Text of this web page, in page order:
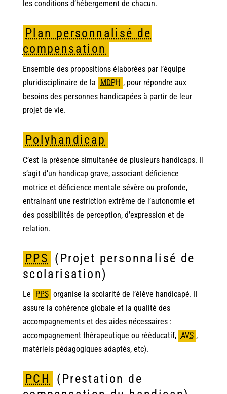
les conditions d’hébergement de chacun.
Plan personnalisé de
compensation
Ensemble des propositions élaborées par l’équipe
pluridisciplinaire de la MDPH ,pour répondre aux
besoins des personnes handicapées à partir de leur
projet de vie.
Polyhandicap
C’est la présence simultanée de plusieurs handicaps. Il
s’agit d’un handicap grave, associant déficience
motrice et déficience mentale sévère ou profonde,
entrainant une restriction extrême de l’autonomie et
des possibilités de perception, d’expression et de
relation.
PPS (Projet personnalisé de
scolarisation)
Le PPS organise la scolarité de l’élève handicapé. Il
assure la cohérence globale et la qualité des
accompagnements et des aides nécessaires :
accompagnement thérapeutique ou rééducatif, AVS ,
matériels pédagogiques adaptés, etc).
PCH
(Prestation de